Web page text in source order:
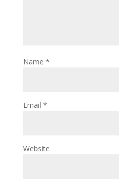
Name *
Email *
Website